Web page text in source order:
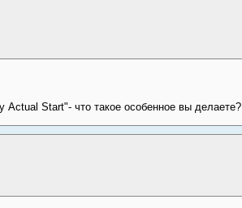
Start"- что такое особенное вы делаете?